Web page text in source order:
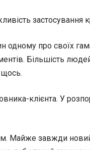
застосування
одному про своїх
Більшість
клієнта. У
Майже завжди